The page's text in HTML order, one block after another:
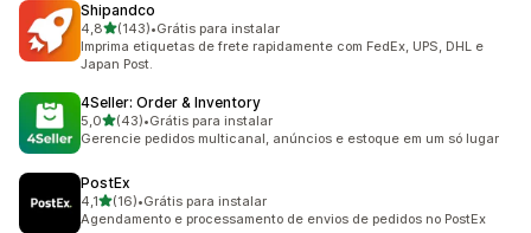
Shipandco
4,8de 5 estrelas
(143)
143 avaliações ao todo
•Grátis para instalar
Imprima etiquetas de frete rapidamente com FedEx, UPS, DHL e
Japan Post.
4Seller: Order & Inventory
5,0de 5 estrelas
(43)
43 avaliações ao todo
•Grátis para instalar
Gerencie pedidos multicanal, anúncios e estoque em um só lugar
PostEx
4,1de 5 estrelas
(16)
16 avaliações ao todo
•Grátis para instalar
Agendamento e processamento de envios de pedidos no PostEx